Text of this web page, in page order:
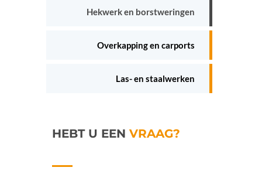
Hekwerk en borstweringen
Overkapping en carports
Las- en staalwerken
HEBT U EEN VRAAG?